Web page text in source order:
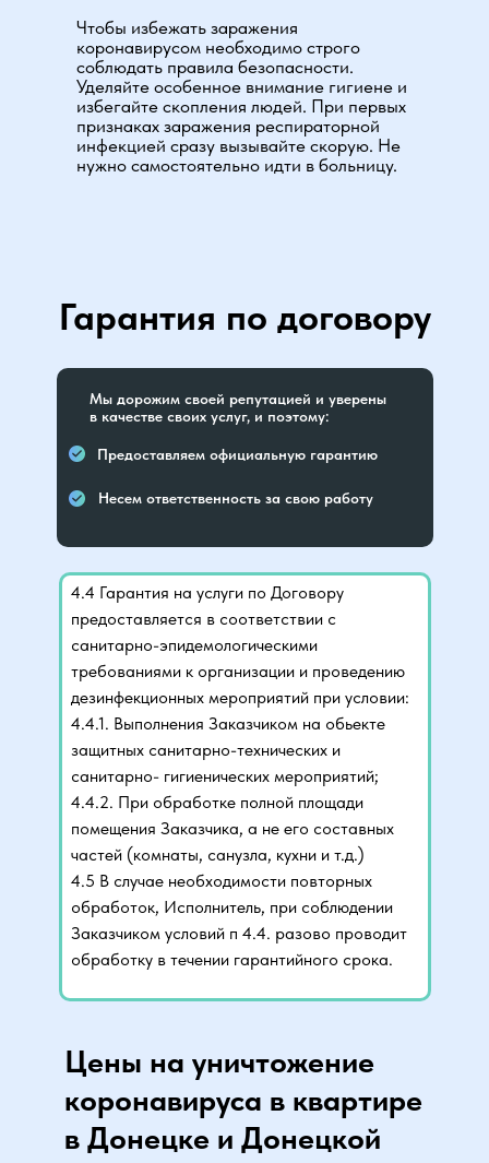
Чтобы избежать заражения
коронавирусом необходимо строго
соблюдать правила безопасности.
Уделяйте особенное внимание гигиене и
избегайте скопления людей. При первых
признаках заражения респираторной
инфекцией сразу вызывайте скорую. Не
нужно самостоятельно идти в больницу.
Гарантия по договору
4.4 Гарантия на услуги по Договору
предоставляется в соответствии с
санитарно-эпидемологическими
требованиями к организации и проведению
дезинфекционных мероприятий при условии:
4.4.1. Выполнения Заказчиком на обьекте
защитных санитарно-технических и
санитарно- гигиенических мероприятий;
4.4.2. При обработке полной площади
помещения Заказчика, а не его составных
частей (комнаты, санузла, кухни и т.д.)
4.5 В случае необходимости повторных
обработок, Исполнитель, при соблюдении
Заказчиком условий п 4.4. разово проводит
обработку в течении гарантийного срока.
Мы дорожим своей репутацией и уверены
в качестве своих услуг, и поэтому:
Предоставляем официальную гарантию
Несем ответственность за свою работу
Цены на уничтожение
коронавируса в квартире
в Донецке и Донецкой